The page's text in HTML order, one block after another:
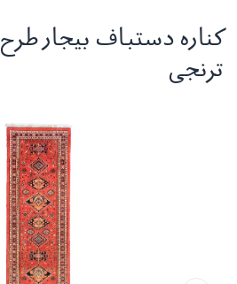
کناره دستباف بیجار طرح
ترنجی